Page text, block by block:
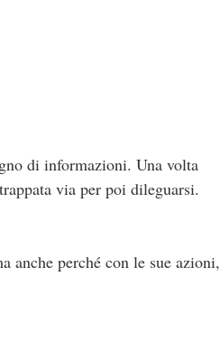
di informazioni. Una volta
via per poi dileguarsi.
anche perché con le sue azioni,